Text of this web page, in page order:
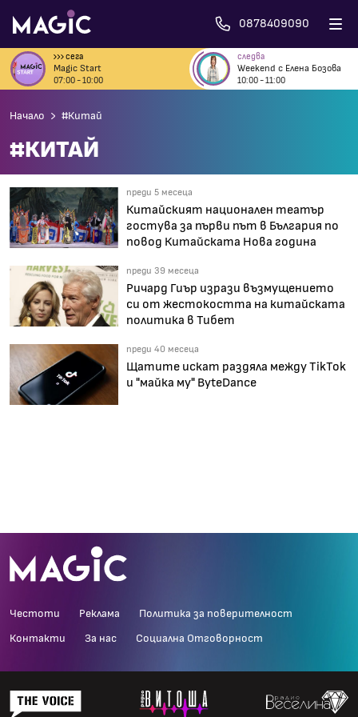
0878409090
сега
Magic Start
07:00 - 10:00
следва
Weekend с Елена Бозова
10:00 - 11:00
Начало #Китай
#КИТАЙ
преди 5 месеца
Китайският национален театър
гостува за първи път в България по
повод Китайската Нова година
преди 39 месеца
Ричард Гиър изрази възмущението
си от жестокостта на китайската
политика в Тибет
преди 40 месеца
Щатите искат раздяла между TikTok
и "майка му" ByteDance
Честоти Реклама Политика за поверителност
Контакти За нас Социална Отговорност